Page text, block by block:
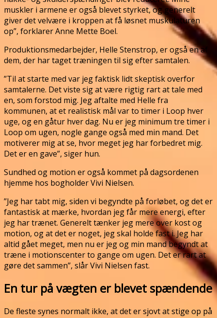
muskler i armene er også blevet styrket, og generelt
giver det velvære i kroppen at få løsnet muskulaturen
op”, forklarer Anne Mette Boel.
Produktionsmedarbejder, Helle Stenstrop, er også en af
dem, der har taget træningen til sig efter samtalen.
”Til at starte med var jeg faktisk lidt skeptisk overfor
samtalerne. Det viste sig at være rigtig rart at tale med
en, som forstod mig. Jeg aftalte med Helle fra
kommunen, at et realistisk mål var to timer i Loop hver
uge, og en gåtur hver dag. Nu er jeg minimum tre timer i
Loop om ugen, nogle gange også med min mand. Det
motiverer mig at se, hvor meget jeg har forbedret mig.
Det er en gave”, siger hun.
Sundhed og motion er også kommet på dagsordenen
hjemme hos bogholder Vivi Nielsen.
”Jeg har tabt mig, siden vi begyndte på forløbet, og det er
fantastisk at mærke, hvordan jeg får mere energi, efter
jeg har trænet. Generelt tænker jeg mere over kost og
motion, og at det er noget, jeg skal holde fast i. Jeg har
altid gået meget, men nu er jeg og min mand begyndt at
træne i motionscenter to gange om ugen. Det er rart at
gøre det sammen”, slår Vivi Nielsen fast.
En tur på vægten er blevet spændende
De fleste synes normalt ikke, at det er sjovt at stige op på